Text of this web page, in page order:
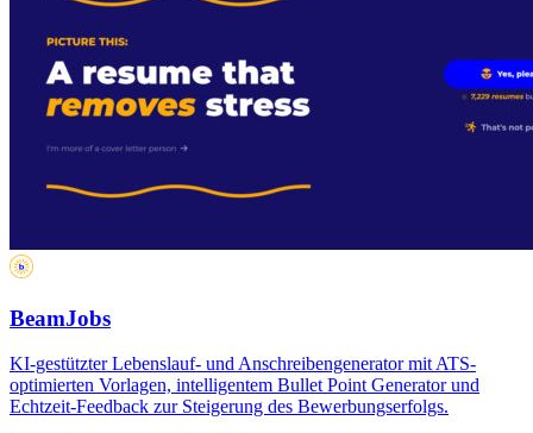
BeamJobs
KI-gestützter Lebenslauf- und Anschreibengenerator mit ATS-
optimierten Vorlagen, intelligentem Bullet Point Generator und
Echtzeit-Feedback zur Steigerung des Bewerbungserfolgs.